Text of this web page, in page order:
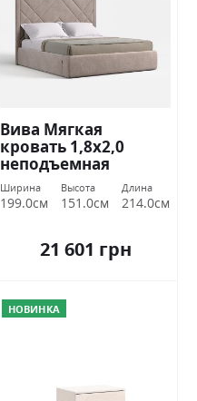
Вива Мягкая
кровать 1,8х2,0
неподъемная
Миромарк
Ширина
199.0см
Высота
151.0см
Длина
214.0см
21 601 грн
НОВИНКА